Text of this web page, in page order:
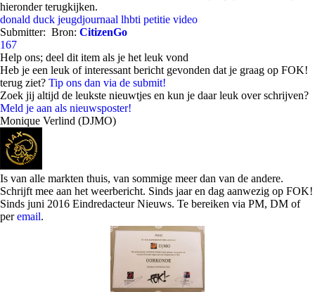
hieronder terugkijken.
donald duck jeugdjournaal lhbti petitie video
Submitter: Bron: CitizenGo
167
Help ons; deel dit item als je het leuk vond
Heb je een leuk of interessant bericht gevonden dat je graag op FOK!
terug ziet? Tip ons dan via de submit!
Zoek jij altijd de leukste nieuwtjes en kun je daar leuk over schrijven?
Meld je aan als nieuwsposter!
Monique Verlind (DJMO)
Is van alle markten thuis, van sommige meer dan van de andere.
Schrijft mee aan het weerbericht. Sinds jaar en dag aanwezig op FOK!
Sinds juni 2016 Eindredacteur Nieuws. Te bereiken via PM, DM of
peremail.